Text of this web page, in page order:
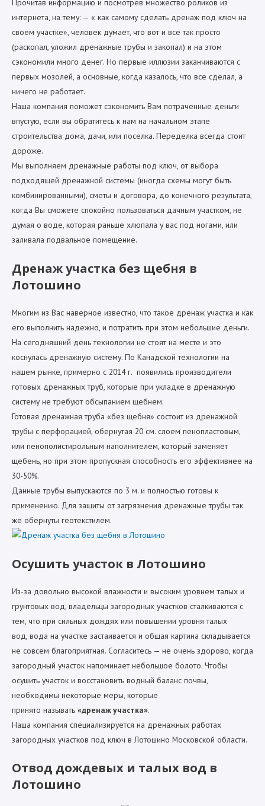
Прочитав информацию и посмотрев множество роликов из
интернета, на тему: — « как самому сделать дренаж под ключ на
своем участке», человек думает, что вот и все так просто
(раскопал, уложил дренажные трубы и закопал) и на этом
сэкономили много денег. Но первые иллюзии заканчиваются с
первых мозолей, а основные, когда казалось, что все сделал, а
ничего не работает.
Наша компания поможет сэкономить Вам потраченные деньги
впустую, если вы обратитесь к нам на начальном этапе
строительства дома, дачи, или поселка. Переделка всегда стоит
дороже.
Мы выполняем дренажные работы под ключ, от выбора
подходящей дренажной системы (иногда схемы могут быть
комбинированными), сметы и договора, до конечного результата,
когда Вы сможете спокойно пользоваться дачным участком, не
думая о воде, которая раньше хлюпала у вас под ногами, или
заливала подвальное помещение.
Дренаж участка без щебня в
Лотошино
Многим из Вас наверное известно, что такое дренаж участка и как
его выполнить надежно, и потратить при этом небольшие деньги.
На сегодняшний день технологии не стоят на месте и это
коснулась дренажную систему. По Канадской технологии на
нашем рынке, примерно с 2014 г. появились производители
готовых дренажных труб, которые при укладке в дренажную
систему не требуют обсыпанием щебнем.
Готовая дренажная труба «без щебня» состоит из дренажной
трубы с перфорацией, обернутая 20 см. слоем пенопластовым,
или пенополистирольным наполнителем, который заменяет
щебень, но при этом пропускная способность его эффективнее на
30-50%.
Данные трубы выпускаются по 3 м. и полностью готовы к
применению. Для защиты от загрязнения дренажные трубы так
же обернуты геотекстилем.
Осушить участок в Лотошино
Из-за довольно высокой влажности и высоким уровнем талых и
грунтовых вод, владельцы загородных участков сталкиваются с
тем, что при сильных дождях или повышении уровня талых
вод, вода на участке застаивается и общая картина складывается
не совсем благоприятная. Согласитесь — не очень здорово, когда
загородный участок напоминает небольшое болото. Чтобы
осушить участок и восстановить водный баланс почвы,
необходимы некоторые меры, которые
принято называть «дренаж участка».
Наша компания специализируется на дренажных работах
загородных участков под ключ в Лотошино Московской области.
Отвод дождевых и талых вод в
Лотошино